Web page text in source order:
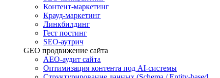
Контент-маркетинг
Крауд-маркетинг
Линкбилдинг
Гест постинг
SEO-аутрич
GEO продвижение сайта
AEO-аудит сайта
Оптимизация контента под AI-системы